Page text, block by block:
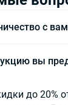
с
работы
вы
до 20%